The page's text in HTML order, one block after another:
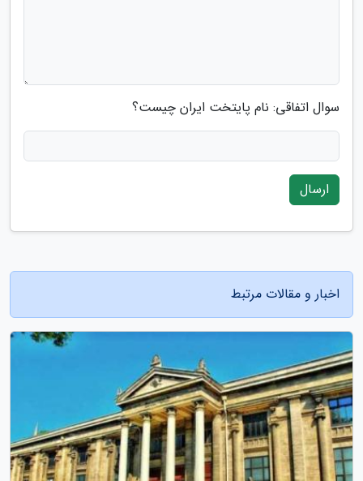
سوال اتفاقی: نام پایتخت ایران چیست؟
ارسال
اخبار و مقالات مرتبط